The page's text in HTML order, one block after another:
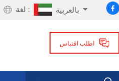
لغة : بالعربية
اطلب اقتباس